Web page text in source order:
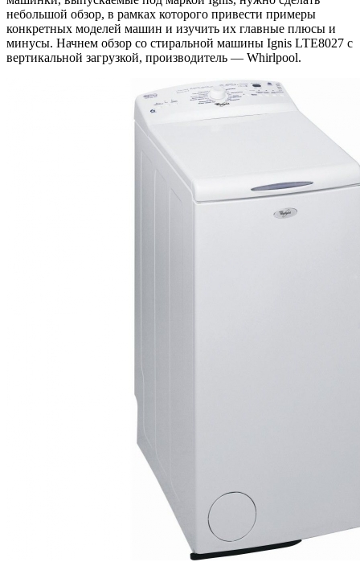
небольшой обзор, в рамках которого привести примеры
конкретных моделей машин и изучить их главные плюсы и
минусы. Начнем обзор со стиральной машины Ignis LTE8027 с
вертикальной загрузкой, производитель — Whirlpool.